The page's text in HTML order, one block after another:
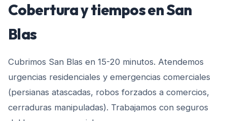
Cobertura y tiempos enSan
Blas
Cubrimos San Blas en 15-20 minutos. Atendemos
urgencias residenciales y emergencias comerciales
(persianas atascadas, robos forzados a comercios,
cerraduras manipuladas). Trabajamos con seguros